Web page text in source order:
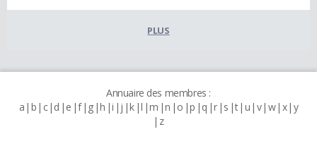
PLUS
Annuaire des membres :
a b c d e f g h i j k l m n o p q r s t u v w x y
z